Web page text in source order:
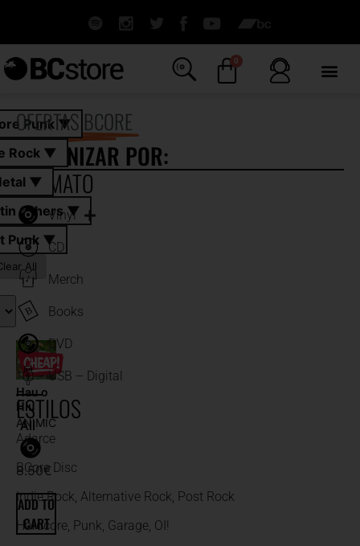
0
OFERTAS BCORE
ORGANIZAR POR:
FORMATO
All
Vinyl
CD
Merch
Books
DVD
USB – Digital
ESTILOS
All
Adarce
BCore Disc
Indie Rock, Alternative Rock, Post Rock
Hardcore, Punk, Garage, OI!
Punk ▼
Rock ▼
▼
Others ▼
Punk ▼
All
Hau o
Hiu
ANIMIC
8.50€
ADD TO
CART